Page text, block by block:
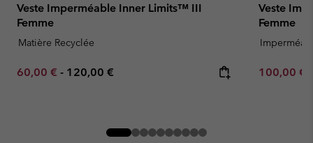
Veste Imperméable Inner Limits™ III
Femme
Matière Recyclée
Minimum sale price:
60,00 € - Maximum price:
120,00 €
Veste
Femme
Minimum
100,00 €